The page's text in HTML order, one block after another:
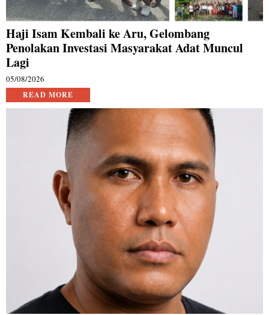
Haji Isam Kembali ke Aru, Gelombang
Penolakan Investasi Masyarakat Adat Muncul
Lagi
05/08/2026
READ MORE